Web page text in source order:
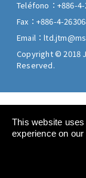
Teléfono： +886-
Fax： +886-4-
Email：
Copyright © 2018
Reserved.
This website
experience on our